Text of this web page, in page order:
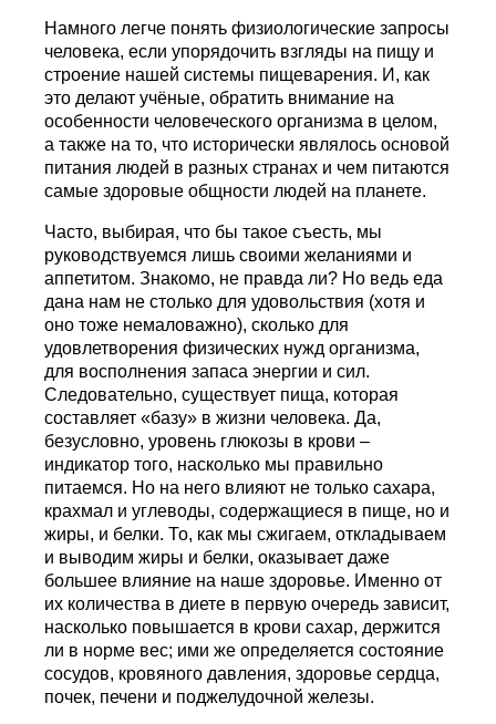
Намного легче понять физиологические запросы
человека, если упорядочить взгляды на пищу и
строение нашей системы пищеварения. И, как
это делают учёные, обратить внимание на
особенности человеческого организма в целом,
а также на то, что исторически являлось основой
питания людей в разных странах и чем питаются
самые здоровые общности людей на планете.
Часто, выбирая, что бы такое съесть, мы
руководствуемся лишь своими желаниями и
аппетитом. Знакомо, не правда ли? Но ведь еда
дана нам не столько для удовольствия (хотя и
оно тоже немаловажно), сколько для
удовлетворения физических нужд организма,
для восполнения запаса энергии и сил.
Следовательно, существует пища, которая
составляет «базу» в жизни человека. Да,
безусловно, уровень глюкозы в крови –
индикатор того, насколько мы правильно
питаемся. Но на него влияют не только сахара,
крахмал и углеводы, содержащиеся в пище, но и
жиры, и белки. То, как мы сжигаем, откладываем
и выводим жиры и белки, оказывает даже
большее влияние на наше здоровье. Именно от
их количества в диете в первую очередь зависит,
насколько повышается в крови сахар, держится
ли в норме вес; ими же определяется состояние
сосудов, кровяного давления, здоровье сердца,
почек, печени и поджелудочной железы.